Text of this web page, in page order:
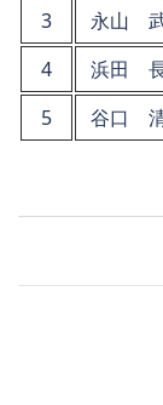
3 永山
4
浜田
5
谷口